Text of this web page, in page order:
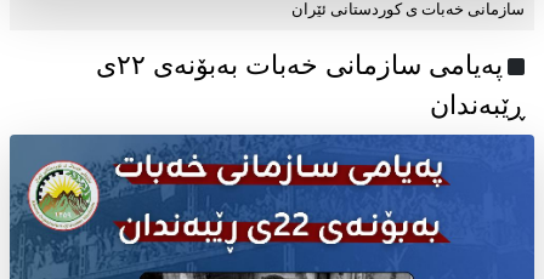
سازمانی خەبات ی کوردستانی ئێران
پەیامی سازمانی خەبات بەبۆنەی ۲۲ی
ڕێبەندان